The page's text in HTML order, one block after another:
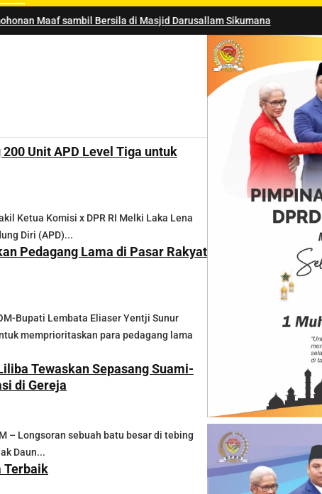
di Masjid Darusallam Sikumana
Unit APD Level Tiga untuk
Ketua Komisi x DPR RI Melki Laka Lena
Diri (APD)...
Pedagang Lama di Pasar Rakyat
Bupati Lembata Eliaser Yentji Sunur
memprioritaskan para pedagang lama
Tewaskan Sepasang Suami-
di Gereja
– Longsoran sebuah batu besar di tebing
Daun...
Terbaik